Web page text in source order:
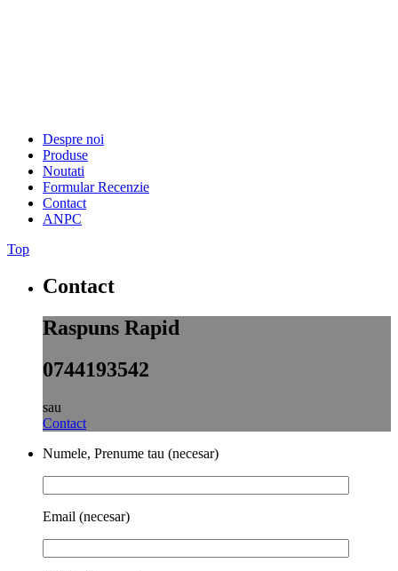
Despre noi
Produse
Noutati
Formular Recenzie
Contact
ANPC
Top
Contact
Raspuns Rapid
0744193542
sau
Contact
Numele, Prenume tau (necesar)
Email (necesar)